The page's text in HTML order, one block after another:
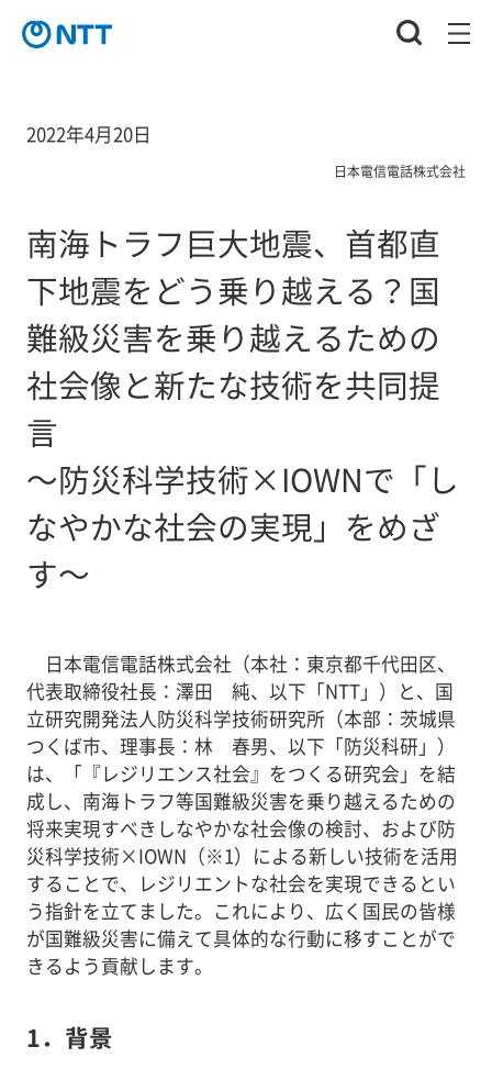
2022年4月20日
日本電信電話株式会社
南海トラフ巨大地震、首都直
下地震をどう乗り越える？国
難級災害を乗り越えるための
社会像と新たな技術を共同提
言
～防災科学技術×IOWNで「し
なやかな社会の実現」をめざ
す～
日本電信電話株式会社（本社：東京都千代田区、
代表取締役社長：澤田 純、以下「NTT」）と、国
立研究開発法人防災科学技術研究所（本部：茨城県
つくば市、理事長：林 春男、以下「防災科研」）
は、「『レジリエンス社会』をつくる研究会」を結
成し、南海トラフ等国難級災害を乗り越えるための
将来実現すべきしなやかな社会像の検討、および防
災科学技術×IOWN（※1）による新しい技術を活用
することで、レジリエントな社会を実現できるとい
う指針を立てました。これにより、広く国民の皆様
が国難級災害に備えて具体的な行動に移すことがで
きるよう貢献します。
1．背景